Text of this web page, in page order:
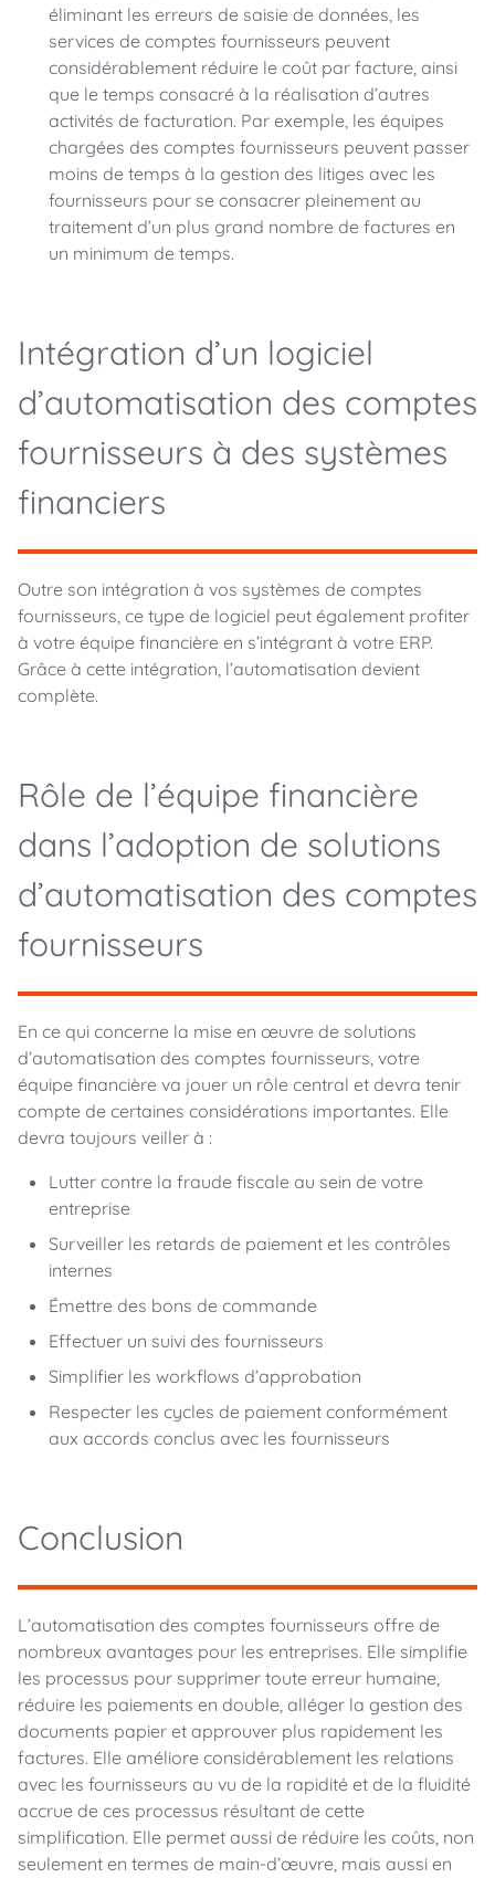
éliminant les erreurs de saisie de données, les
services de comptes fournisseurs peuvent
considérablement réduire le coût par facture, ainsi
que le temps consacré à la réalisation d’autres
activités de facturation. Par exemple, les équipes
chargées des comptes fournisseurs peuvent passer
moins de temps à la gestion des litiges avec les
fournisseurs pour se consacrer pleinement au
traitement d’un plus grand nombre de factures en
un minimum de temps.
Intégration d’un logiciel
d’automatisation des comptes
fournisseurs à des systèmes
financiers
Outre son intégration à vos systèmes de comptes
fournisseurs, ce type de logiciel peut également profiter
à votre équipe financière en s’intégrant à votre ERP.
Grâce à cette intégration, l’automatisation devient
complète.
Rôle de l’équipe financière
dans l’adoption de solutions
d’automatisation des comptes
fournisseurs
En ce qui concerne la mise en œuvre de solutions
d’automatisation des comptes fournisseurs, votre
équipe financière va jouer un rôle central et devra tenir
compte de certaines considérations importantes. Elle
devra toujours veiller à :
Lutter contre la fraude fiscale au sein de votre
entreprise
Surveiller les retards de paiement et les contrôles
internes
Émettre des bons de commande
Effectuer un suivi des fournisseurs
Simplifier les workflows d’approbation
Respecter les cycles de paiement conformément
aux accords conclus avec les fournisseurs
Conclusion
L’automatisation des comptes fournisseurs offre de
nombreux avantages pour les entreprises. Elle simplifie
les processus pour supprimer toute erreur humaine,
réduire les paiements en double, alléger la gestion des
documents papier et approuver plus rapidement les
factures. Elle améliore considérablement les relations
avec les fournisseurs au vu de la rapidité et de la fluidité
accrue de ces processus résultant de cette
simplification. Elle permet aussi de réduire les coûts, non
seulement en termes de main-d’œuvre, mais aussi en